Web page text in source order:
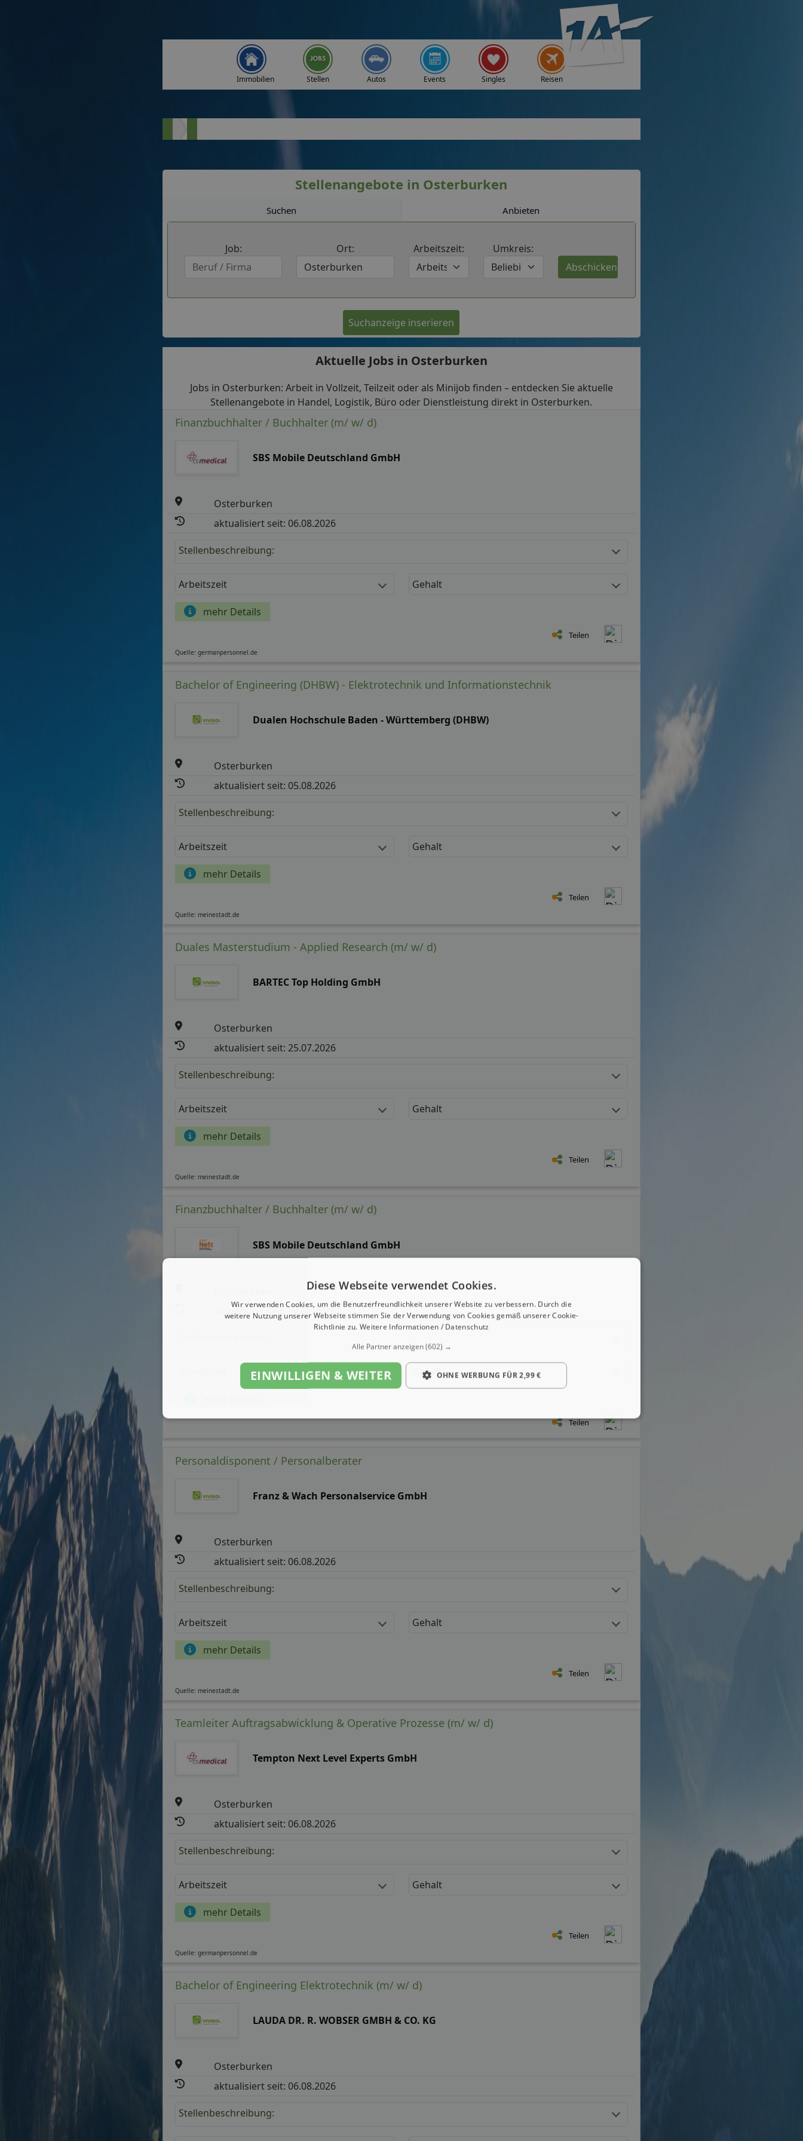
Immobilien Stellen Autos Events Singles Reisen
Stellenangebote in Osterburken
Suchen Anbieten
Job: Ort: Arbeitszeit: Umkreis:
Suchanzeige inserieren
Aktuelle Jobs in Osterburken
Jobs in Osterburken: Arbeit in Vollzeit, Teilzeit oder als Minijob finden – entdecken Sie aktuelle
Stellenangebote in Handel, Logistik, Büro oder Dienstleistung direkt in Osterburken.
Finanzbuchhalter / Buchhalter (m/ w/ d)
SBS Mobile Deutschland GmbH
Osterburken
aktualisiert seit: 06.08.2026
Stellenbeschreibung:
Arbeitszeit Gehalt
mehr Details
Teilen
Quelle: germanpersonnel.de
Bachelor of Engineering (DHBW) - Elektrotechnik und Informationstechnik
Dualen Hochschule Baden - Württemberg (DHBW)
Osterburken
aktualisiert seit: 05.08.2026
Stellenbeschreibung:
Arbeitszeit Gehalt
mehr Details
Teilen
Quelle: meinestadt.de
Duales Masterstudium - Applied Research (m/ w/ d)
BARTEC Top Holding GmbH
Osterburken
aktualisiert seit: 25.07.2026
Stellenbeschreibung:
Arbeitszeit Gehalt
mehr Details
Teilen
Quelle: meinestadt.de
Finanzbuchhalter / Buchhalter (m/ w/ d)
SBS Mobile Deutschland GmbH
aktualisiert seit: 06.08.2026
Gehalt
Teilen
Personaldisponent / Personalberater
Franz & Wach Personalservice GmbH
Osterburken
aktualisiert seit: 06.08.2026
Stellenbeschreibung:
Arbeitszeit Gehalt
mehr Details
Teilen
Quelle: meinestadt.de
Teamleiter Auftragsabwicklung & Operative Prozesse (m/ w/ d)
Tempton Next Level Experts GmbH
Osterburken
aktualisiert seit: 06.08.2026
Stellenbeschreibung:
Arbeitszeit Gehalt
mehr Details
Teilen
Quelle: germanpersonnel.de
Bachelor of Engineering Elektrotechnik (m/ w/ d)
LAUDA DR. R. WOBSER GMBH & CO. KG
Osterburken
aktualisiert seit: 06.08.2026
Stellenbeschreibung:
Diese Webseite verwendet Cookies.
Wir verwenden Cookies, um die Benutzerfreundlichkeit unserer Website zu verbessern. Durch die
weitere Nutzung unserer Webseite stimmen Sie der Verwendung von Cookies gemäß unserer Cookie-
Richtlinie zu. Weitere Informationen / Datenschutz
Alle Partner anzeigen(602) →
EINWILLIGEN & WEITER OHNE WERBUNG FÜR 2,99 €